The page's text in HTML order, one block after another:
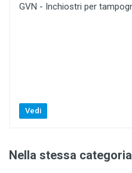
GVN - Inchiostri per
Vedi
Nella stessa categoria